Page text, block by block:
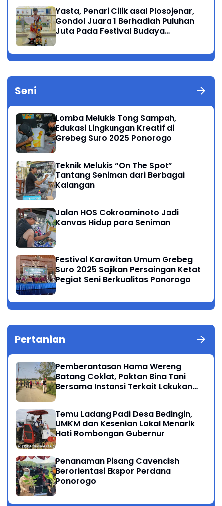
Yasta, Penari Cilik asal Plosojenar,
Gondol Juara 1 Berhadiah Puluhan
Juta Pada Festival Budaya
Seni
Lomba Melukis Tong Sampah,
Edukasi Lingkungan Kreatif di
Grebeg Suro 2025 Ponorogo
Teknik Melukis “On The Spot”
Tantang Seniman dari Berbagai
Kalangan
Jalan HOS Cokroaminoto Jadi
Kanvas Hidup para Seniman
Festival Karawitan Umum Grebeg
Suro 2025 Sajikan Persaingan Ketat
Pegiat Seni Berkualitas Ponorogo
Pertanian
Pemberantasan Hama Wereng
Batang Coklat, Poktan Bina Tani
Bersama Instansi Terkait Lakukan
Temu Ladang Padi Desa Bedingin,
UMKM dan Kesenian Lokal Menarik
Hati Rombongan Gubernur
Penanaman Pisang Cavendish
Berorientasi Ekspor Perdana
Ponorogo